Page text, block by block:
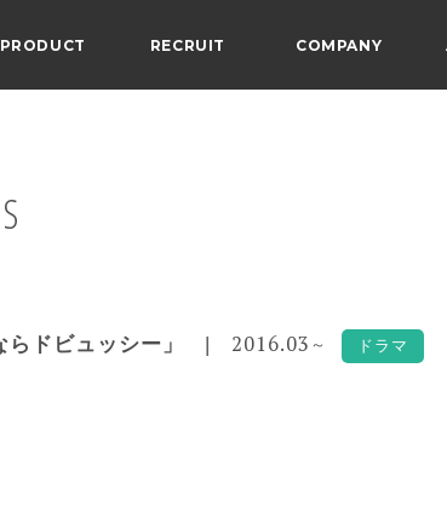
PRODUCT RECRUIT COMPANY
ドビュッシー」 2016.03 ～ ドラマ